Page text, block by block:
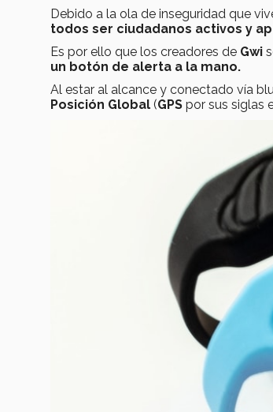
Debido a la ola de inseguridad que
todos ser ciudadanos activos y
Es por ello que los creadores de Gwi
un botón de alerta a la mano.
Al estar al alcance y conectado vía
Posición Global (GPS por sus siglas